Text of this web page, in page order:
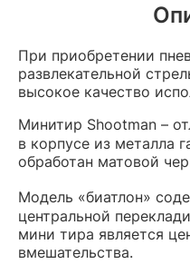
При приобретении
развлекательной
высокое качество
Минитир Shootman –
в корпусе из металла
обработан матовой
Модель «биатлон»
центральной
мини тира является
вмешательства.